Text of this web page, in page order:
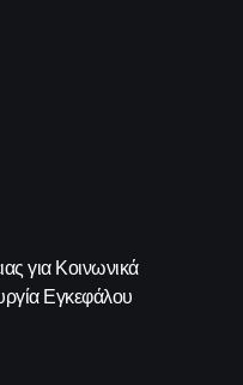
για Κοινωνικά
Εγκεφάλου